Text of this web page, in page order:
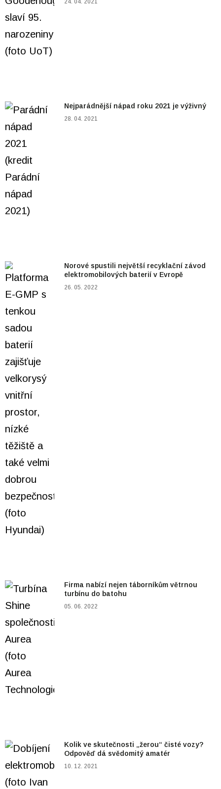
24. 04. 2021
Nejparádnější nápad roku 2021 je výživný
28. 04. 2021
Norové spustili největší recyklační závod
elektromobilových baterií v Evropě
26. 05. 2022
Firma nabízí nejen táborníkům větrnou
turbínu do batohu
05. 06. 2022
Kolik ve skutečnosti „žerou“ čisté vozy?
Odpověď dá svědomitý amatér
10. 12. 2021